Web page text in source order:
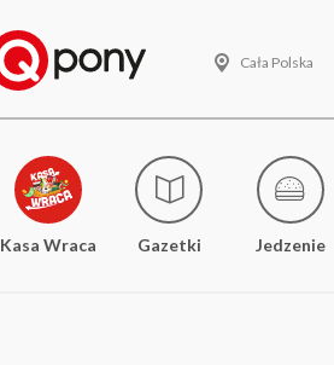
Cała Polska
Kasa Wraca Gazetki Jedzenie